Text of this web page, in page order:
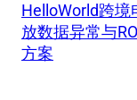
HelloWorld跨
放数据异常与
方案